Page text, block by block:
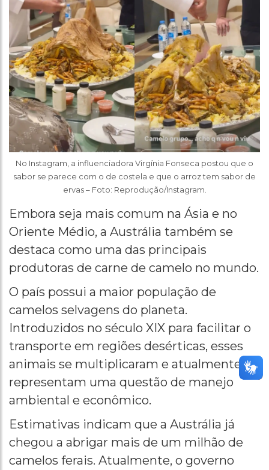
No Instagram, a influenciadora Virgínia Fonseca postou que o
sabor se parece com o de costela e que o arroz tem sabor de
ervas – Foto: Reprodução/Instagram.
Embora seja mais comum na Ásia e no
Oriente Médio, a Austrália também se
destaca como uma das principais
produtoras de carne de camelo no mundo.
O país possui a maior população de
camelos selvagens do planeta.
Introduzidos no século XIX para facilitar o
transporte em regiões desérticas, esses
animais se multiplicaram e atualmente
representam uma questão de manejo
ambiental e econômico.
Estimativas indicam que a Austrália já
chegou a abrigar mais de um milhão de
camelos ferais. Atualmente, o governo